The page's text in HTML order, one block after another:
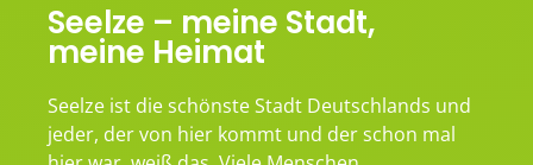
Seelze – meine Stadt,
meine Heimat
Seelze ist die schönste Stadt Deutschlands und
jeder, der von hier kommt und der schon mal